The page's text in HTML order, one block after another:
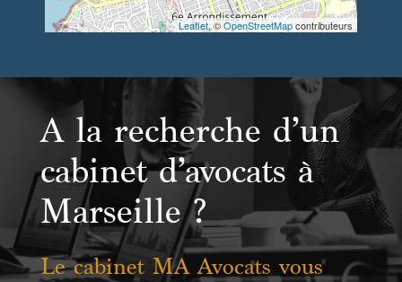
Leaflet, ©OpenStreetMapcontributeurs
A la recherche d’un
cabinet d’avocats à
Marseille ?
Le cabinet MA Avocats vous